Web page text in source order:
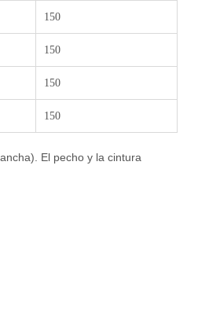
150
150
150
150
El pecho y la cintura